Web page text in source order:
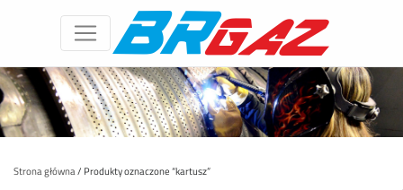
Strona główna/ Produkty oznaczone “kartusz”